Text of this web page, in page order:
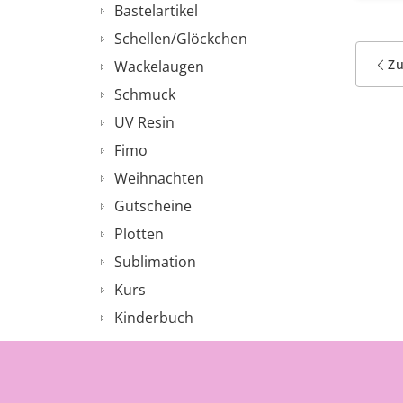
Bastelartikel
Schellen/Glöckchen
Wackelaugen
Schmuck
UV Resin
Fimo
Weihnachten
Gutscheine
Plotten
Sublimation
Kurs
Kinderbuch